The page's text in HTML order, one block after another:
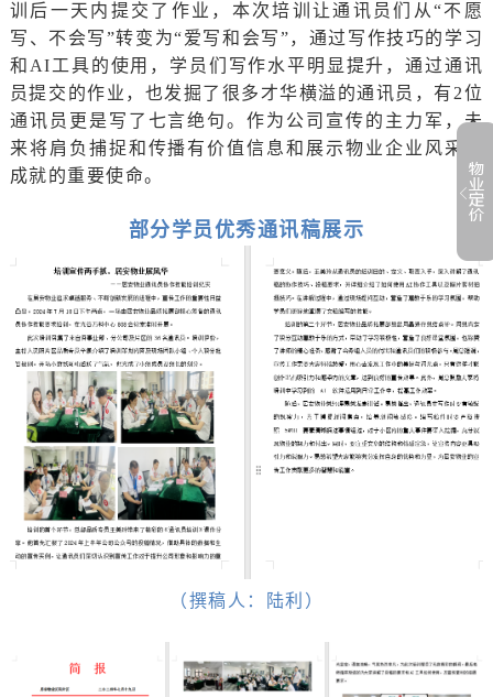
训后一天内提交了作业，本次培训让通讯员们从“不愿
写、不会写”转变为“爱写和会写”，通过写作技巧的学习
和AI工具的使用，学员们写作水平明显提升，通过通讯
员提交的作业，也发掘了很多才华横溢的通讯员，有2位
通讯员更是写了七言绝句。作为公司宣传的主力军，未
来将肩负捕捉和传播有价值信息和展示物业企业风采与
成就的重要使命。
部分学员优秀通讯稿展示
（撰稿人：陆利）